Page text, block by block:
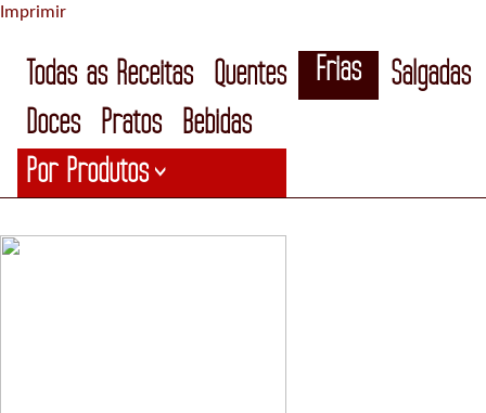
Imprimir
Todas as Receitas Quentes Frias
Salgadas
Doces
Pratos
Bebidas
Por Produtos>